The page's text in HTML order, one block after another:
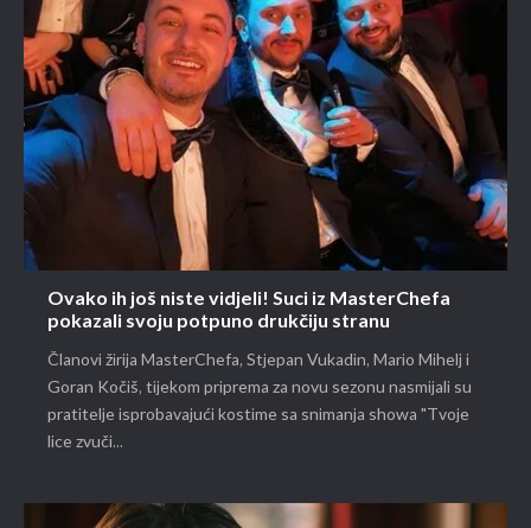
Ovako ih još niste vidjeli! Suci iz MasterChefa
pokazali svoju potpuno drukčiju stranu
Članovi žirija MasterChefa, Stjepan Vukadin, Mario Mihelj i
Goran Kočiš, tijekom priprema za novu sezonu nasmijali su
pratitelje isprobavajući kostime sa snimanja showa "Tvoje
lice zvuči...